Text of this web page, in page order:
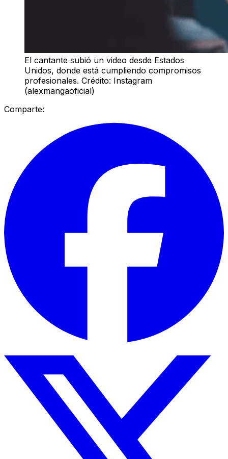
El cantante subió un video desde Estados
Unidos, donde está cumpliendo compromisos
profesionales. Crédito: Instagram
(alexmangaoficial)
Comparte: